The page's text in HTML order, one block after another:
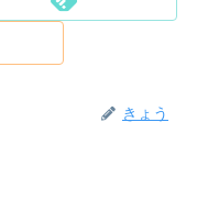
きょう